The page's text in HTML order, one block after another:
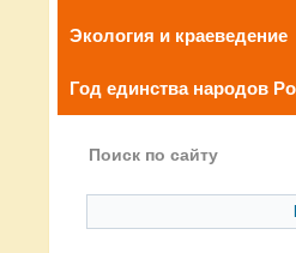
Экология и краеведение
Год единства народов
Поиск по сайту